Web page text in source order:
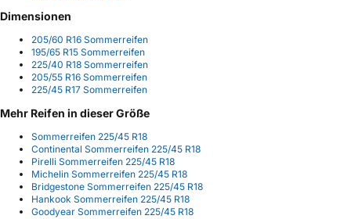
Dimensionen
205/60 R16 Sommerreifen
195/65 R15 Sommerreifen
225/40 R18 Sommerreifen
205/55 R16 Sommerreifen
225/45 R17 Sommerreifen
Mehr Reifen in dieser Größe
Sommerreifen 225/45 R18
Continental Sommerreifen 225/45 R18
Pirelli Sommerreifen 225/45 R18
Michelin Sommerreifen 225/45 R18
Bridgestone Sommerreifen 225/45 R18
Hankook Sommerreifen 225/45 R18
Goodyear Sommerreifen 225/45 R18